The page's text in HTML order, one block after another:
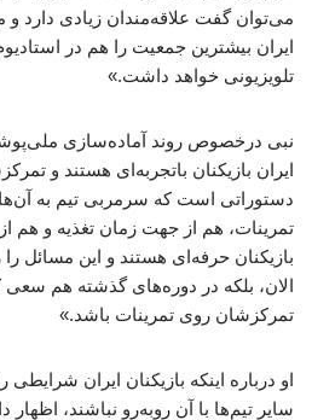
می‌توان گفت علاقه‌مندان زیادی دارد
ایران بیشترین جمعیت را هم در
تلویزیونی خواهد داشت.»
نبی درخصوص روند آماده‌سازی
ایران بازیکنان باتجربه‌ای هستند و
دستوراتی است که سرمربی تیم به
تمرینات، هم از جهت زمان تغذیه و هم
بازیکنان حرفه‌ای هستند و این مسائل
الان، بلکه در دوره‌های گذشته هم سعی
تمرکزشان روی تمرینات باشد.»
او درباره اینکه بازیکنان ایران
سایر تیم‌ها با آن روبه‌رو نباشند،